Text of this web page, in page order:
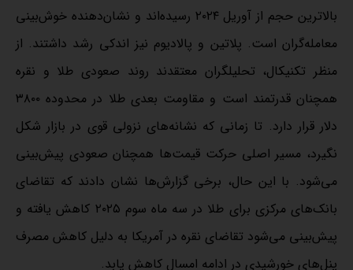
بالاترین حجم از آوریل ۲۰۲۴ رسیده‌اند و نشان‌دهنده خوش‌بینی
معامله‌گران است. پلاتین و پالادیوم نیز اندکی رشد داشتند. از
منظر تکنیکال، تحلیلگران معتقدند روند صعودی طلا و نقره
همچنان قدرتمند است و مقاومت بعدی طلا در محدوده ۳۸۰۰
دلار قرار دارد. تا زمانی که نشانه‌های نزولی قوی در بازار شکل
نگیرد، مسیر اصلی حرکت قیمت‌ها همچنان صعودی پیش‌بینی
می‌شود. با این حال، برخی گزارش‌ها نشان دادند که تقاضای
بانک‌های مرکزی برای طلا در سه ماه سوم ۲۰۲۵ کاهش یافته و
پیش‌بینی می‌شود تقاضای نقره در آمریکا به دلیل کاهش مصرف
پنل‌های خورشیدی در ادامه امسال کاهش یابد.